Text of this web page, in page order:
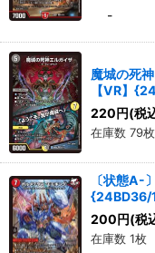
-
魔城の死
【VR】
220円(税
在庫数 79枚
〔状態A-
{24BD36/
200円(税
在庫数 1枚